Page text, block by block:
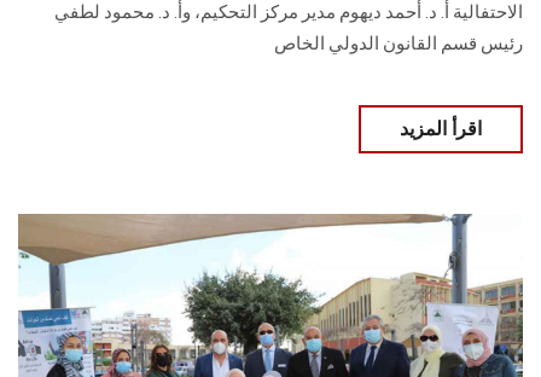
الاحتفالية أ. د. أحمد ديهوم مدير مركز التحكيم، وأ. د. محمود لطفي
رئيس قسم القانون الدولي الخاص
اقرأ المزيد